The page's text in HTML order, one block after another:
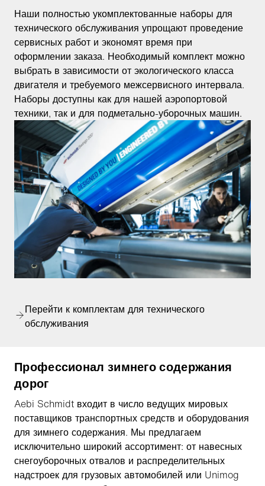
Наши полностью укомплектованные наборы для
технического обслуживания упрощают проведение
сервисных работ и экономят время при
оформлении заказа. Необходимый комплект можно
выбрать в зависимости от экологического класса
двигателя и требуемого межсервисного интервала.
Наборы доступны как для нашей аэропортовой
техники, так и для подметально-уборочных машин.
Перейти к комплектам для технического
обслуживания
Профессионал зимнего содержания
дорог
Aebi Schmidt входит в число ведущих мировых
поставщиков транспортных средств и оборудования
для зимнего содержания. Мы предлагаем
исключительно широкий ассортимент: от навесных
снегоуборочных отвалов и распределительных
надстроек для грузовых автомобилей или Unimog